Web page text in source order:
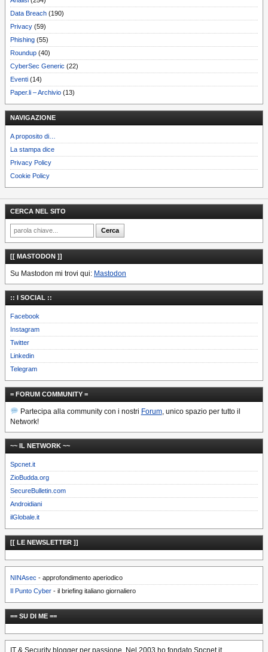
Data Breach (190)
Privacy (59)
Phishing (55)
Roundup (40)
CyberSec Generic (22)
Eventi (14)
Paper.li – Archivio (13)
NAVIGAZIONE
A proposito di…
La stampa dice
Privacy Policy
Cookie Policy
CERCA NEL SITO
[[ MASTODON ]]
Su Mastodon mi trovi qui: Mastodon
:: I SOCIAL ::
Facebook
Instagram
Twitter
Linkedin
Telegram
= FORUM COMMUNITY =
Partecipa alla community con i nostri Forum, unico spazio per tutto il
Network!
~~ IL NETWORK ~~
Spcnet.it
ZioBudda.org
SecureBulletin.com
Androidiani
ilGlobale.it
[[ LE NEWSLETTER ]]
NINAsec - approfondimento aperiodico
Il Punto Cyber - il briefing italiano giornaliero
== SU DI ME ==
IT & Security blogger per passione. Nel 2003 ho fondato Spcnet.it.